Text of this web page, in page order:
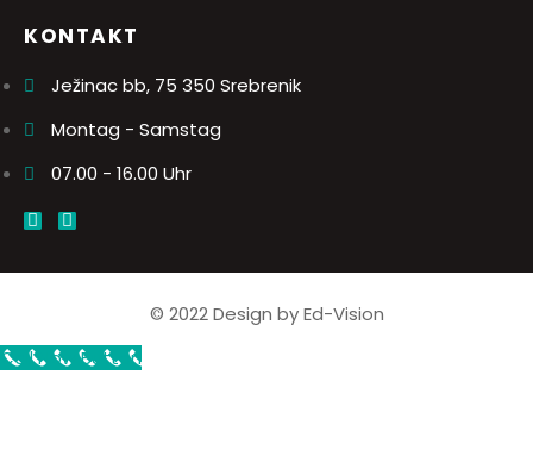
KONTAKT
Ježinac bb, 75 350 Srebrenik
Montag - Samstag
07.00 - 16.00 Uhr
© 2022 Design by Ed-Vision
Call Now Button